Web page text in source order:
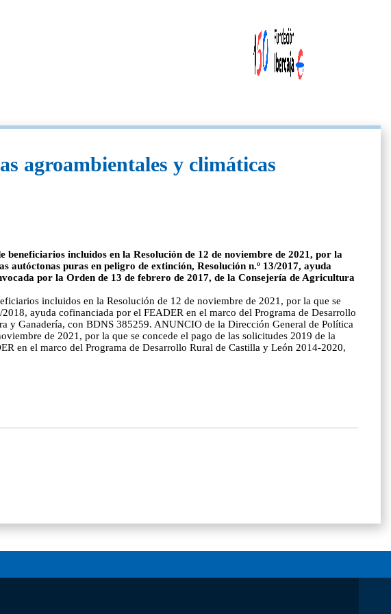
agroambientales y climáticas
incluidos en la Resolución de 12 de noviembre de 2021, por la
autóctonas puras en peligro de extinción, Resolución n.º 13/2017, ayuda
por la Orden de 13 de febrero de 2017, de la Consejería de Agricultura
incluidos en la Resolución de 12 de noviembre de 2021, por la que se
ayuda cofinanciada por el FEADER en el marco del Programa de Desarrollo
y Ganadería, con BDNS 385259. ANUNCIO de la Dirección General de Política
de 2021, por la que se concede el pago de las solicitudes 2019 de la
en el marco del Programa de Desarrollo Rural de Castilla y León 2014-2020,